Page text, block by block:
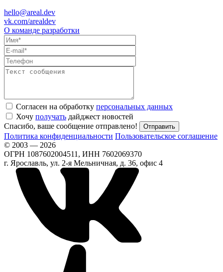
hello@areal.dev
vk.com/arealdev
О команде разработки
Согласен на обработку персональных данных
Хочу получать дайджест новостей
Спасибо, ваше сообщение отправлено!
Политика конфиденциальности Пользовательское соглашение
© 2003 — 2026
ОГРН 1087602004511, ИНН 7602069370
г. Ярославль, ул. 2-я Мельничная, д. 36, офис 4